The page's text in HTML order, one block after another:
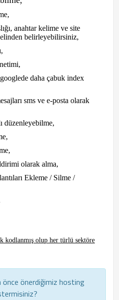
anahtar kelime ve site
belirleyebilirsiniz,
daha çabuk index
sms ve e-posta olarak
düzenleyebilme,
olarak alma,
Ekleme / Silme /
kodlanmış olup her türlü sektöre
önce önerdiğimiz hosting